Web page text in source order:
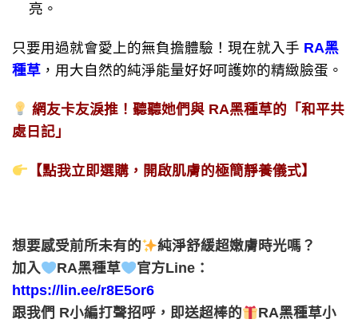
亮。
只要用過就會愛上的無負擔體驗！現在就入手 RA黑
種草 ，用大自然的純淨能量好好呵護妳的精緻臉蛋。
網友卡友淚推！聽聽她們與 RA黑種草的「和平共
處日記」
【點我立即選購，開啟肌膚的極簡靜養儀式】
想要感受前所未有的
純淨舒緩超嫩膚時光嗎？
加入
RA黑種草 官方Line ：
https://lin.ee/r8E5or6
跟我們 R小編打聲招呼，即送超棒的 RA黑種草小